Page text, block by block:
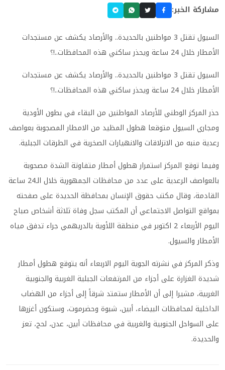
مشاركة الخبر:
السيول تقتل 3 مواطنين بالحديدة.. والأرصاد يكشف عن مستجدات
الأمطار خلال 24 ساعة ويحذر ساكني هذه المحافظات..!؟
السيول تقتل 3 مواطنين بالحديدة.. والأرصاد يكشف عن مستجدات
الأمطار خلال 24 ساعة ويحذر ساكني هذه المحافظات..!؟
حذر المركز الوطني للأرصاد المواطنين من البقاء في بطون الأودية
ومجاري السيول متوقعا هطول المظيد من الامطار المصجوبة بعواصف
رعدية منبه من الانزلاقات والانهيارات الصخرية في الطرقات الجبلية.
وفيما توقع المركز استمرار هطول أمطار متفاوتة الشدة مصحوبة
بالعواصف الرعدية على عدد من محافظات الجمهورية خلال الـ24 ساعة
القادمة، وقال مكتب حقوق الإنسان بمحافظة الحديدة على صفحته
بمواقع التواصل الاجتماعي أن المكتب سجل وفاة ثلاثة أشخاص صباح
اليوم الأربعاء 2 اكتوبر في منطقة اللأوية بالدريهمي جراء تدفق مياه
الأمطار والسيول.
وذكر المركز في نشرته الجوية اليوم الاربعاء أنه يتوقع هطول أمطار
شديدة الغزارة على أجزاء من المرتفعات الجبلية الغربية والجنوبية
الغربية، مشيرا إلى أن الأمطار ستمتد شرقاً إلى أجزاء من الهضاب
الداخلية لمحافظات البيضاء، أبين، شبوة وحضرموت، وستكون أغزرها
على السواحل الجنوبية والغربية في محافظات أبين، عدن، لحج، تعز
والحديدة.